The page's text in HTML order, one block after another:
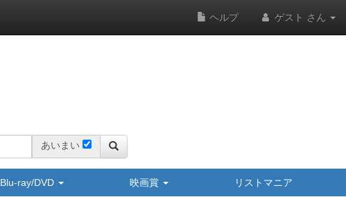
ヘルプ ゲスト さん
あいまい
Blu-ray/DVD 映画賞 リストマニア